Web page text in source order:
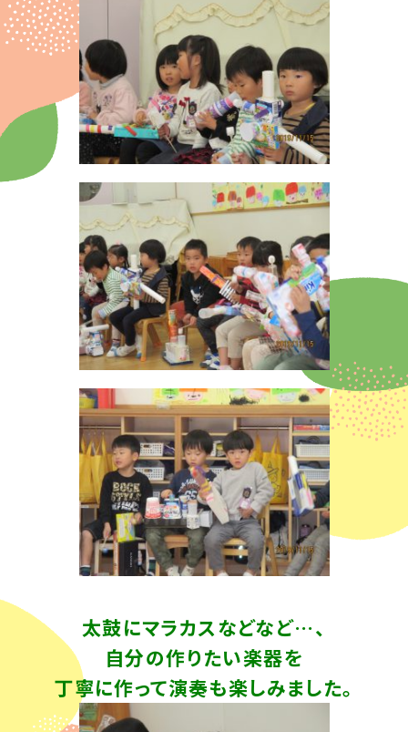
太鼓にマラカスなどなど…、
自分の作りたい楽器を
丁寧に作って演奏も楽しみました。